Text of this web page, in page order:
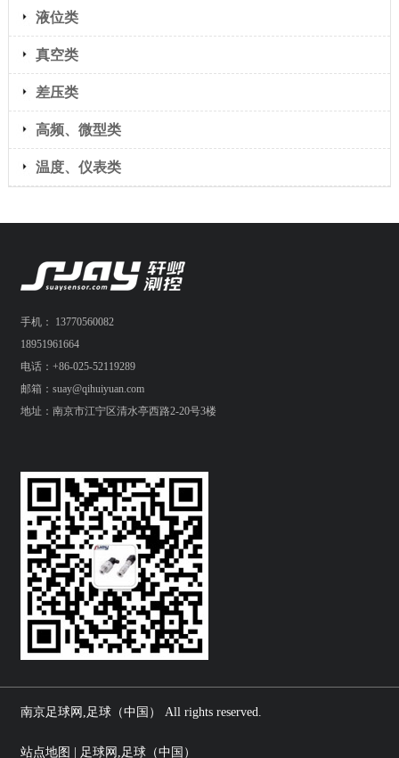
液位类
真空类
差压类
高频、微型类
温度、仪表类
手机： 13770560082
18951961664
电话：+86-025-52119289
邮箱：suay@qihuiyuan.com
地址：南京市江宁区清水亭西路2-20号3楼
南京足球网,足球（中国） All rights reserved.
站点地图 | 足球网,足球（中国）